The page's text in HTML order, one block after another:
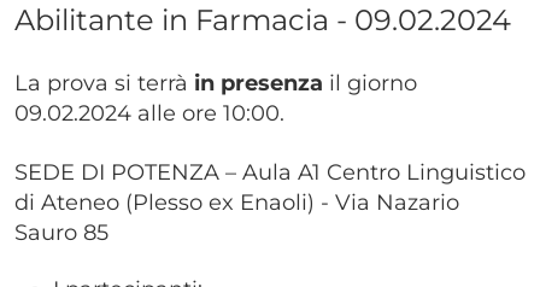
Abilitante in Farmacia - 09.02.2024
La prova si terrà in presenza il giorno
09.02.2024 alle ore 10:00.
SEDE DI POTENZA – Aula A1 Centro Linguistico
di Ateneo (Plesso ex Enaoli) - Via Nazario
Sauro 85